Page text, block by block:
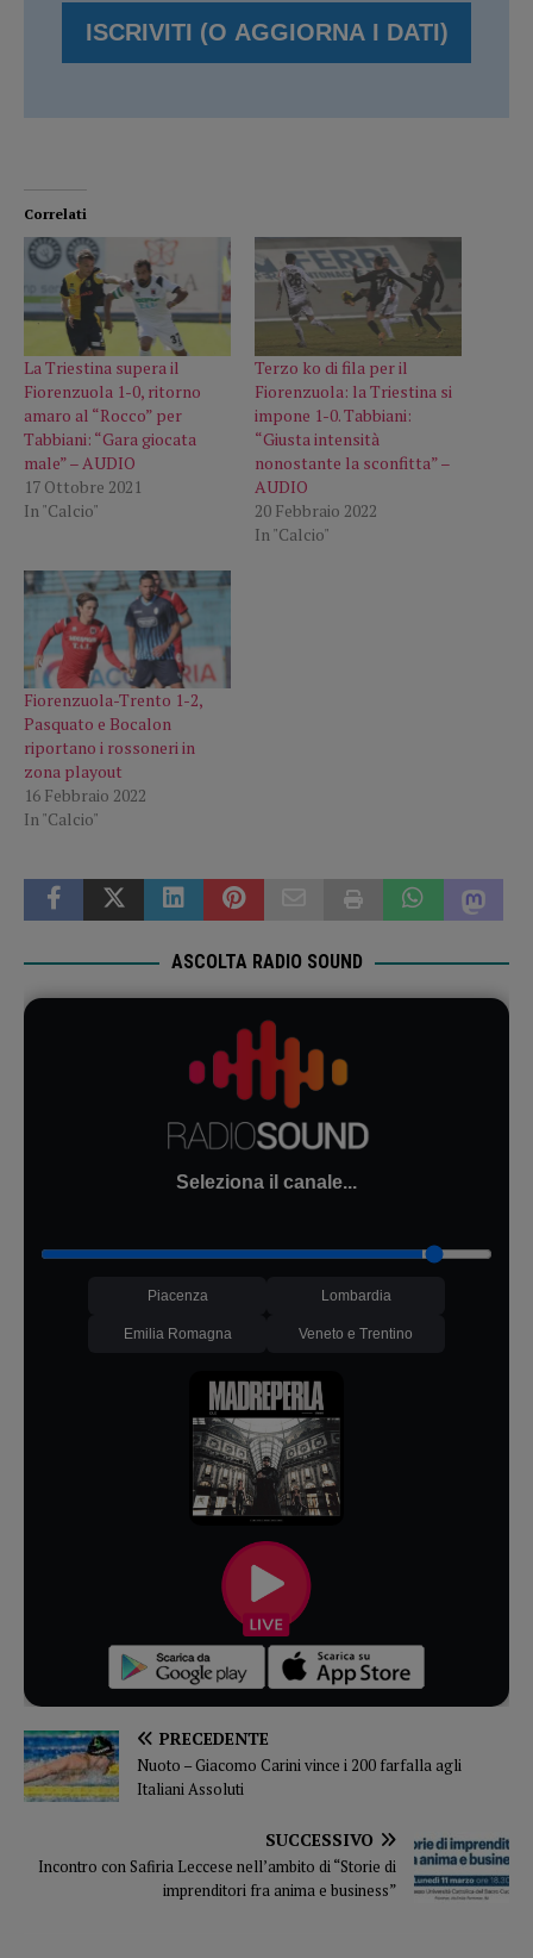
Correlati
La Triestina supera il
Fiorenzuola 1-0, ritorno
amaro al “Rocco” per
Tabbiani: “Gara giocata
male” – AUDIO
17 Ottobre 2021
In "Calcio"
Terzo ko di fila per il
Fiorenzuola: la Triestina si
impone 1-0. Tabbiani:
“Giusta intensità
nonostante la sconfitta” –
AUDIO
20 Febbraio 2022
In "Calcio"
Fiorenzuola-Trento 1-2,
Pasquato e Bocalon
riportano i rossoneri in
zona playout
16 Febbraio 2022
In "Calcio"
ASCOLTA RADIO SOUND
Seleziona il canale...
Piacenza Lombardia
Emilia Romagna Veneto e Trentino
PRECEDENTE
Nuoto – Giacomo Carini vince i 200 farfalla agli
Italiani Assoluti
SUCCESSIVO
Incontro con Safiria Leccese nell’ambito di “Storie di
imprenditori fra anima e business”